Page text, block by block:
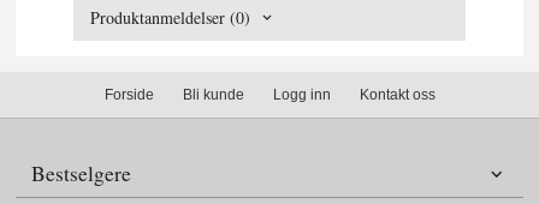
Produktanmeldelser (0)
Forside Bli kunde Logg inn Kontakt oss
Bestselgere